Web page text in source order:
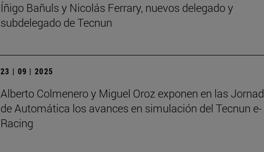
Íñigo Bañuls y Nicolás Ferrary, nuevos delegado y
subdelegado de Tecnun
23 | 09 | 2025
Alberto Colmenero y Miguel Oroz exponen en las
de Automática los avances en simulación del Tecnun e-
Racing